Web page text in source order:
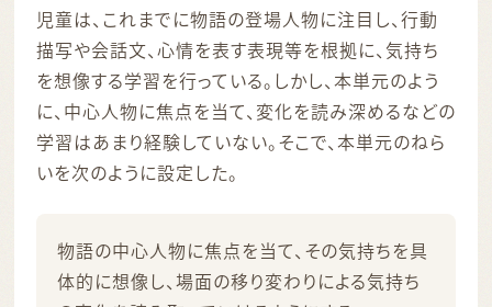
児童は、これまでに物語の登場人物に注目し、行動
描写や会話文、心情を表す表現等を根拠に、気持ち
を想像する学習を行っている。しかし、本単元のよう
に、中心人物に焦点を当て、変化を読み深めるなどの
学習はあまり経験していない。そこで、本単元のねら
いを次のように設定した。
物語の中心人物に焦点を当て、その気持ちを具
体的に想像し、場面の移り変わりによる気持ち